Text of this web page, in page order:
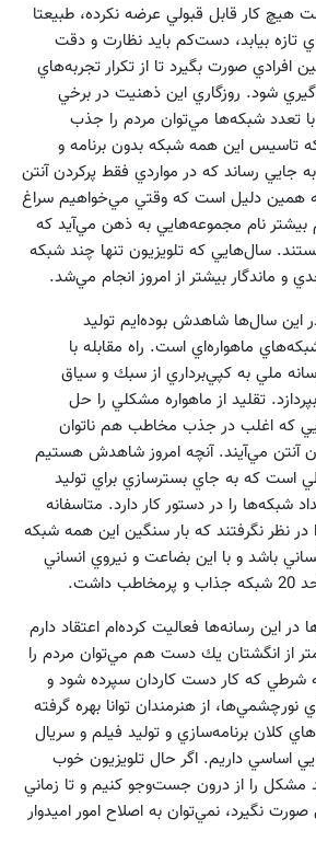
هيچ كار قابل قبولي عرضه نكرده، طبيعتا
تازه بيابد، دست‌كم بايد نظارت و دقت
افرادي صورت بگيرد تا از تكرار تجربه‌هاي
شود. روزگاري اين ذهنيت در برخي
تعدد شبكه‌ها مي‌توان مردم را جذب
تاسيس اين همه شبكه بدون برنامه و
جايي رساند كه در مواردي فقط پركردن آنتن
همين دليل است كه وقتي مي‌خواهيم سراغ
بيشتر نام مجموعه‌هايي به ذهن مي‌آيد كه
سال‌هايي كه تلويزيون تنها چند شبكه
و ماندگار بيشتر از امروز انجام مي‌شد.
اين سال‌ها شاهدش بوده‌ايم توليد
ماهواره‌اي است. راه مقابله با
ملي به كپي‌برداري از سبك و سياق
تقليد از ماهواره مشكلي را حل
كه اغلب در جذب مخاطب هم ناتوان
آنتن مي‌آيند. آنچه امروز شاهدش هستيم
كه به جاي بسترسازي براي توليد
شبكه‌ها را در دستور كار دارد. متاسفانه
در نظر نگرفتند كه بار سنگين اين همه شبكه
باشد و با اين بضاعت و نيروي انساني
اين رسانه‌ها فعاليت كرده‌ام اعتقاد دارم
از انگشتان يك دست هم مي‌توان مردم را
شرطي كه كار دست‌ كاردان سپرده شود و
از هنرمندان توانا بهره گرفته
كلان برنامه‌سازي و توليد فيلم و سريال
اساسي داريم. اگر حال تلويزيون خوب
مشكل را از درون جست‌وجو كنيم و تا زماني
نگيرد، نمي‌توان به اصلاح امور اميدوار